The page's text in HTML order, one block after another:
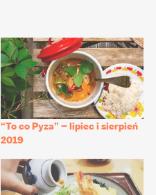
“To co Pyza” – lipiec i sierpień
2019